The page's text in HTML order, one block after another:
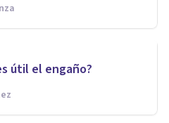
útil el engaño?